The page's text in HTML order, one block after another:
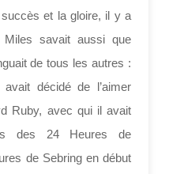
et la gloire, il y a
savait aussi que
de tous les autres :
décidé de l’aimer
Ruby, avec qui il avait
des 24 Heures de
de Sebring en début